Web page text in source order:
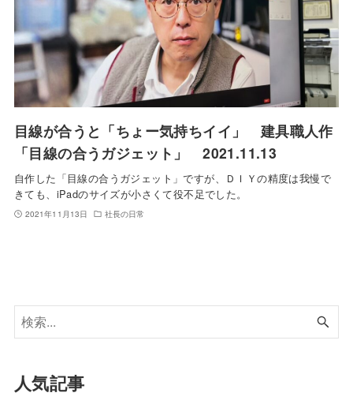
目線が合うと「ちょー気持ちイイ」 建具職人作
「目線の合うガジェット」 2021.11.13
自作した「目線の合うガジェット」ですが、ＤＩＹの精度は我慢で
きても、iPadのサイズが小さくて役不足でした。
2021年11月13日 社長の日常
人気記事